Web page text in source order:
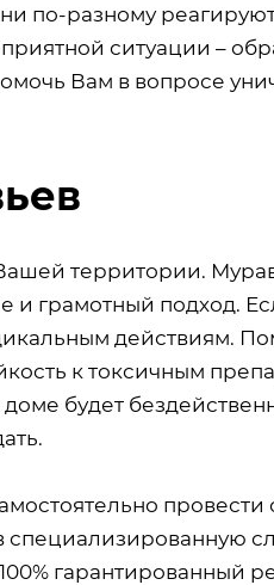
по-разному
ситуации –
Вам в вопросе
территории.
и грамотный подход.
действиям.
к токсичным
будет
провести
специализированную
гарантированный